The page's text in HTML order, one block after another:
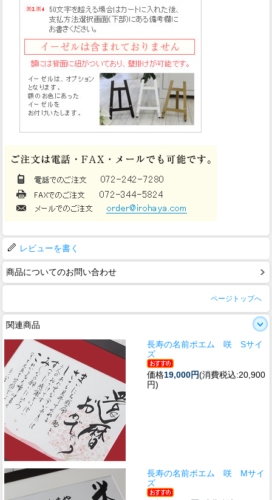
レビューを書く
商品についてのお問い合わせ
ページトップへ
関連商品
長寿の名前ポエム 咲 Sサイ
ズ
価格19,000円(消費税込:20,900
円)
長寿の名前ポエム 咲 Mサイ
ズ